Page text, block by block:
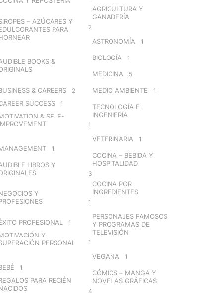
– AZÚCARES Y
PARA
BOOKS &
& CAREERS 2
SUCCESS 1
& SELF-
1
LIBROS Y
Y
PROFESIONAL 1
Y
PERSONAL
1
PARA RECIÉN
AGRICULTURA Y
GANADERÍA
2
ASTRONOMÍA 1
BIOLOGÍA 1
MEDICINA 5
MEDIO AMBIENTE 1
TECNOLOGÍA E
INGENIERÍA
1
VETERINARIA 1
COCINA – BEBIDA Y
HOSPITALIDAD
3
COCINA POR
INGREDIENTES
1
PERSONAJES FAMOSOS
Y PROGRAMAS DE
TELEVISIÓN
1
VEGANA 1
CÓMICS – MANGA Y
NOVELAS GRÁFICAS
4